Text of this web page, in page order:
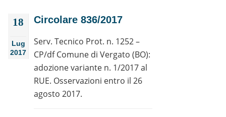
18
Lug
2017
Circolare 836/2017
Serv. Tecnico Prot. n. 1252 –
CP/df Comune di Vergato (BO):
adozione variante n. 1/2017 al
RUE. Osservazioni entro il 26
agosto 2017.